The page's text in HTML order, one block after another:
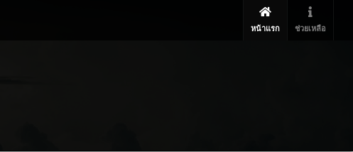
หน้าแรก ช่วยเหลือ